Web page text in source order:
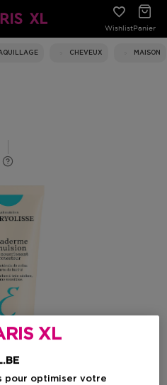
WishlistPanier
CHEVEUX MAISON
XL
pour optimiser votre